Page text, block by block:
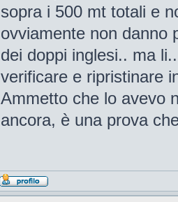
sopra i 500 mt totali e
ovviamente non danno
dei doppi inglesi.. ma
verificare e ripristinare
Ammetto che lo avevo
ancora, è una prova